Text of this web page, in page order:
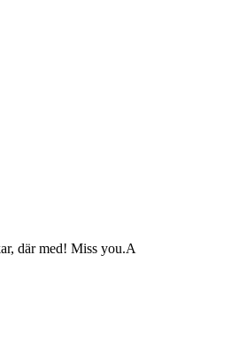
där med! Miss you.A